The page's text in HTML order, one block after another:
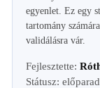
egyenlet. Ez egy
tartomány
validálásra vár.
Fejlesztette:
Státusz: